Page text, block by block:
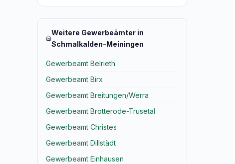
Weitere Gewerbeämter in
Schmalkalden-Meiningen
Gewerbeamt Belrieth
Gewerbeamt Birx
Gewerbeamt Breitungen/Werra
Gewerbeamt Brotterode-Trusetal
Gewerbeamt Christes
Gewerbeamt Dillstädt
Gewerbeamt Einhausen